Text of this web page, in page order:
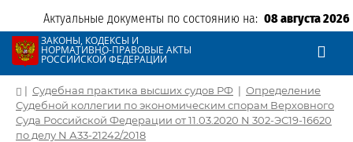
Актуальные документы по состоянию на: 08 августа 2026
ЗАКОНЫ, КОДЕКСЫ И
НОРМАТИВНО-ПРАВОВЫЕ АКТЫ
РОССИЙСКОЙ ФЕДЕРАЦИИ
| Судебная практика высших судов РФ | Определение
Судебной коллегии по экономическим спорам Верховного
Суда Российской Федерации от 11.03.2020 N 302-ЭС19-16620
по делу N А33-21242/2018